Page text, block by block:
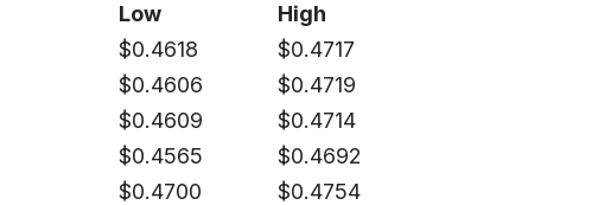
Low
High
$0.4618 $0.4717
$0.4606 $0.4719
$0.4609 $0.4714
$0.4565 $0.4692
$0.4700 $0.4754